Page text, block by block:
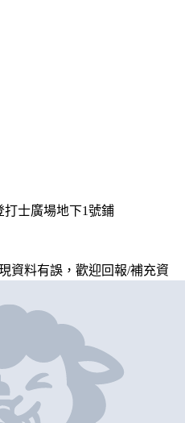
打士廣場地下1號鋪
資料有誤，歡迎回報/補充資